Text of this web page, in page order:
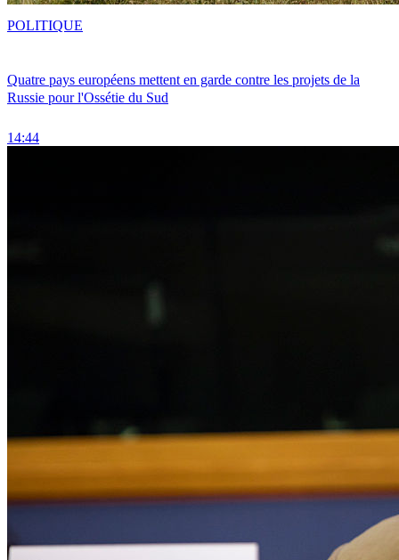
Quatre pays européens mettent en garde contre les projets de la
Russie pour l'Ossétie du Sud
14:44
POLITIQUE